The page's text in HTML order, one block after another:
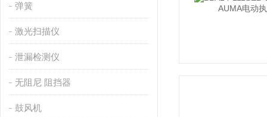
弹簧
激光扫描仪
泄漏检测仪
无阻尼 阻挡器
鼓风机